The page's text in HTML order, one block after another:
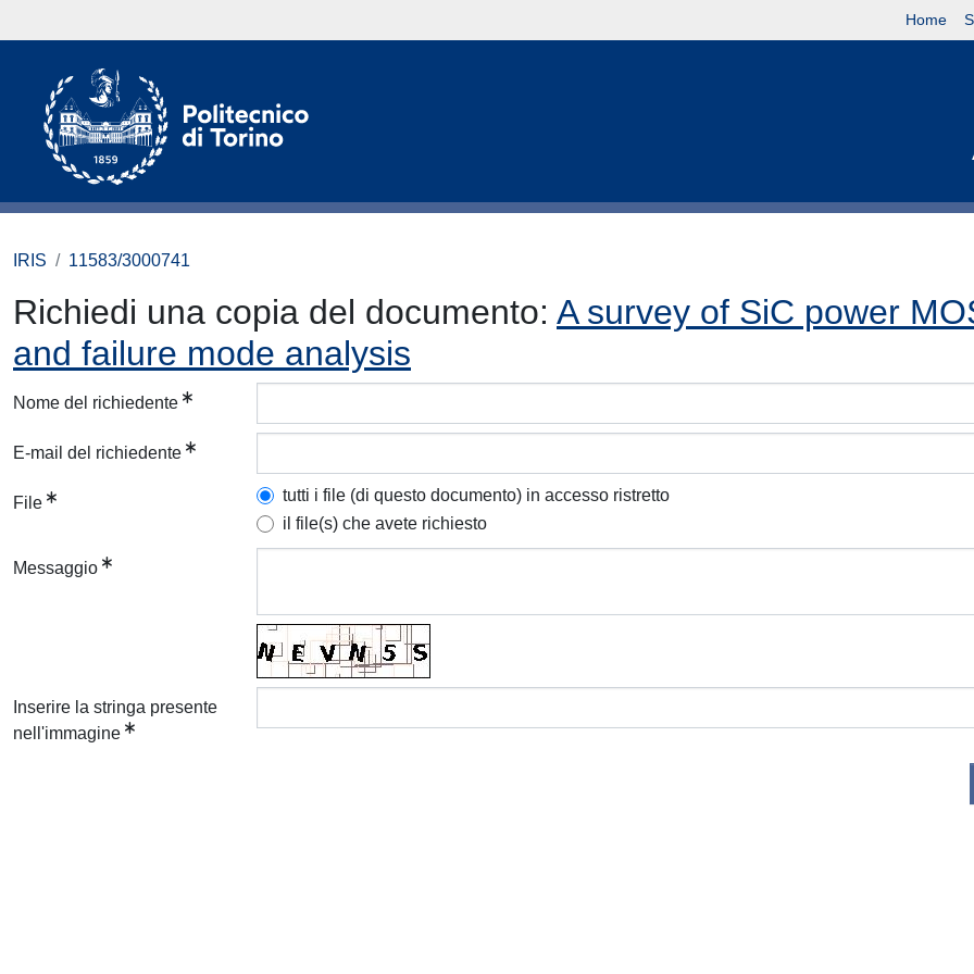
Home
IRIS 11583/3000741
Richiedi una copia del documento: A survey of SiC power
and failure mode analysis
Nome del richiedente
E-mail del richiedente
File
tutti i file (di questo documento) in accesso ristretto
il file(s) che avete richiesto
Messaggio
Inserire la stringa presente
nell'immagine